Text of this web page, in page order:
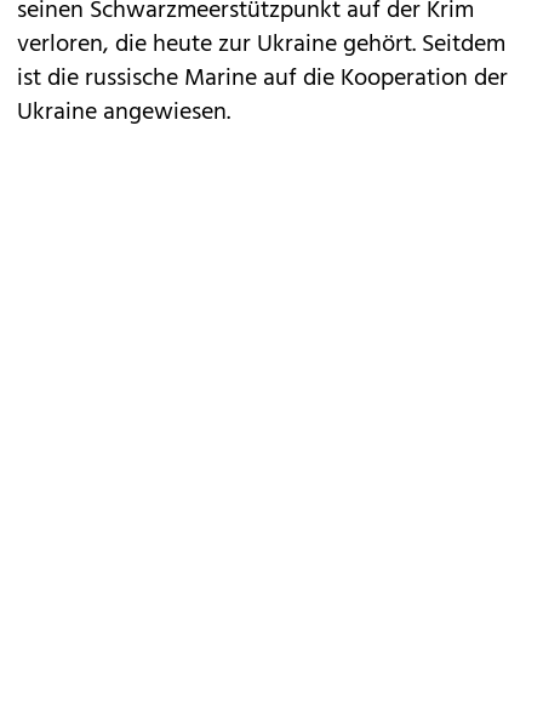
seinen Schwarzmeerstützpunkt auf der Krim
verloren, die heute zur Ukraine gehört. Seitdem
ist die russische Marine auf die Kooperation der
Ukraine angewiesen.